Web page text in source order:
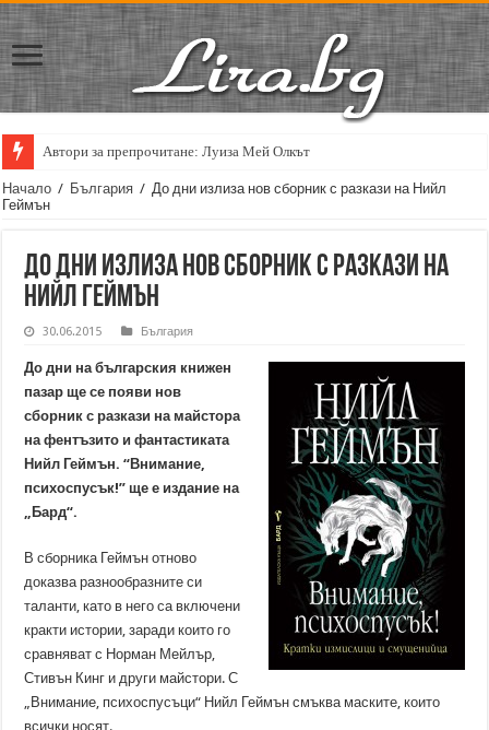
Автори за препрочитане: Луиза Мей Олкът
Начало / България / До дни излиза нов сборник с разкази на Нийл
Геймън
До дни излиза нов сборник с разкази на
Нийл Геймън
30.06.2015 България
До дни на българския книжен
пазар ще се появи нов
сборник с разкази на майстора
на фентъзито и фантастиката
Нийл Геймън. “Внимание,
психоспусък!” ще е издание на
„Бард“.
В сборника Геймън отново
доказва разнообразните си
таланти, като в него са включени
кракти истории, заради които го
сравняват с Норман Мейлър,
Стивън Кинг и други майстори. С
„Внимание, психоспусъци“ Нийл Геймън смъква маските, които
всички носят.